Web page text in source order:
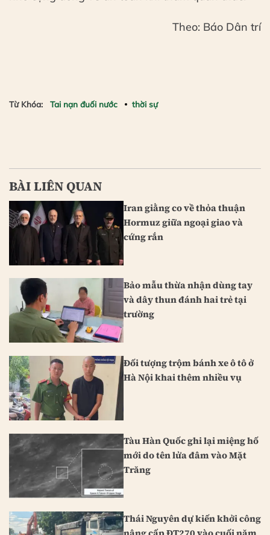
Theo: Báo Dân trí
Từ Khóa: Tai nạn đuối nước thời sự
BÀI LIÊN QUAN
Iran giằng co về thỏa thuận
Hormuz giữa ngoại giao và
cứng rắn
Bảo mẫu thừa nhận dùng tay
và dây thun đánh hai trẻ tại
trường
Đối tượng trộm bánh xe ô tô ở
Hà Nội khai thêm nhiều vụ
Tàu Hàn Quốc ghi lại miệng hố
mới do tên lửa đâm vào Mặt
Trăng
Thái Nguyên dự kiến khởi công